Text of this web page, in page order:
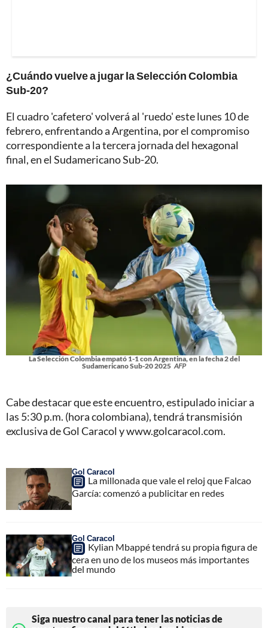
¿Cuándo vuelve a jugar la Selección Colombia
Sub-20?
El cuadro 'cafetero' volverá al 'ruedo' este lunes 10 de
febrero, enfrentando a Argentina, por el compromiso
correspondiente a la tercera jornada del hexagonal
final, en el Sudamericano Sub-20.
La Selección Colombia empató 1-1 con Argentina, en la fecha 2 del
Sudamericano Sub-20 2025 AFP
Cabe destacar que este encuentro, estipulado iniciar a
las 5:30 p.m. (hora colombiana), tendrá transmisión
exclusiva de Gol Caracol y www.golcaracol.com.
Gol Caracol
La millonada que vale el reloj que Falcao
García: comenzó a publicitar en redes
Gol Caracol
Kylian Mbappé tendrá su propia figura de
cera en uno de los museos más importantes
del mundo
Siga nuestro canal para tener las noticias de